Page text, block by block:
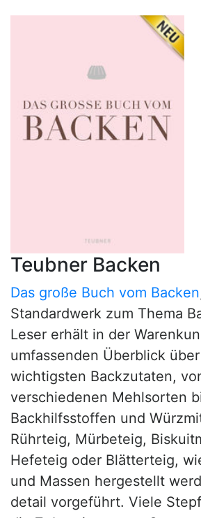
Teubner Backen
Das große Buch vom Backen
Standardwerk zum Thema
Leser erhält in der
umfassenden Überblick
wichtigsten Backzutaten,
verschiedenen Mehlsorten
Backhilfsstoffen und
Rührteig, Mürbeteig,
Hefeteig oder Blätterteig,
und Massen hergestellt
detail vorgeführt. Viele